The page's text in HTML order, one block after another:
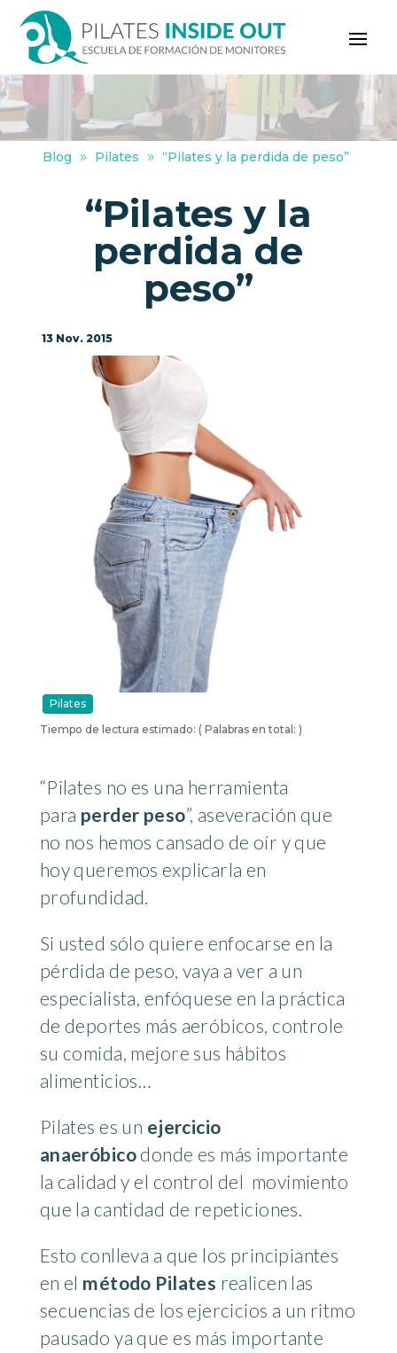
Blog Pilates “Pilates y la perdida de peso”
“Pilates y la
perdida de
peso”
13 Nov. 2015
Pilates
Tiempo de lectura estimado: ( Palabras en total: )
“Pilates no es una herramienta
para perder peso”, aseveración que
no nos hemos cansado de oír y que
hoy queremos explicarla en
profundidad.
Si usted sólo quiere enfocarse en la
pérdida de peso, vaya a ver a un
especialista, enfóquese en la práctica
de deportes más aeróbicos, controle
su comida, mejore sus hábitos
alimenticios…
Pilates es un ejercicio
anaeróbico donde es más importante
la calidad y el control del movimiento
que la cantidad de repeticiones.
Esto conlleva a que los principiantes
en el método Pilates realicen las
secuencias de los ejercicios a un ritmo
pausado ya que es más importante